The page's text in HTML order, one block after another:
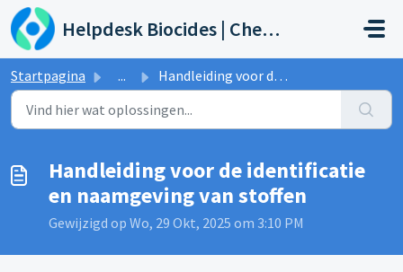
Doorgaan naar hoofdinhoud
Helpdesk Biocides | Chemicals | Products
Startpagina ... Handleiding voor de identificatie en naamgeving van stoffen
Handleiding voor de identificatie
en naamgeving van stoffen
Gewijzigd op Wo, 29 Okt, 2025 om 3:10 PM